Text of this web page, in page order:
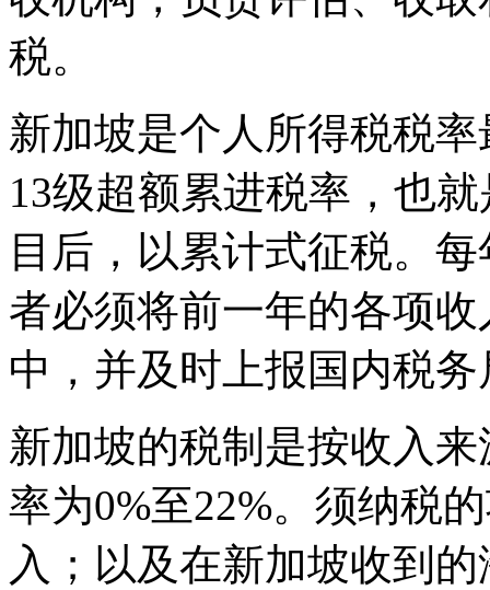
税。
新加坡是个人所得税税
13级超额累进税率，也
目后，以累计式征税。
者必须将前一年的各项
中，并及时上报国内税务
新加坡的税制是按收入
率为0%至22%。须纳税
入；以及在新加坡收到